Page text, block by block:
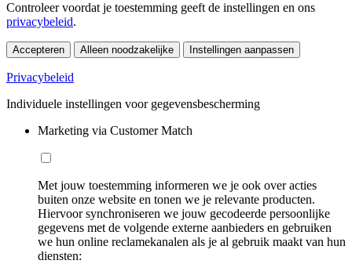
Controleer voordat je toestemming geeft de instellingen en ons
privacybeleid.
Accepteren Alleen noodzakelijke Instellingen aanpassen
Privacybeleid
Individuele instellingen voor gegevensbescherming
Marketing via Customer Match
Met jouw toestemming informeren we je ook over acties
buiten onze website en tonen we je relevante producten.
Hiervoor synchroniseren we jouw gecodeerde persoonlijke
gegevens met de volgende externe aanbieders en gebruiken
we hun online reclamekanalen als je al gebruik maakt van hun
diensten: